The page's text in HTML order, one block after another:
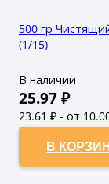
500 гр
(1/15)
В наличии
25.97₽
23.61 ₽ - от
21.46₽ - от
В